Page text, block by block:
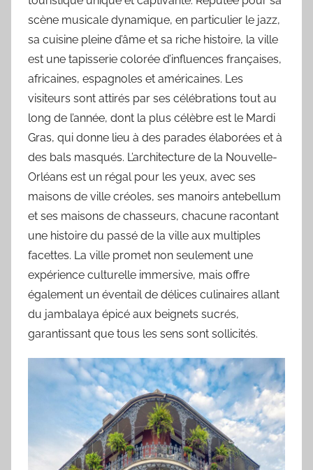
scène musicale dynamique, en particulier le jazz,
sa cuisine pleine d’âme et sa riche histoire, la ville
est une tapisserie colorée d’influences françaises,
africaines, espagnoles et américaines. Les
visiteurs sont attirés par ses célébrations tout au
long de l’année, dont la plus célèbre est le Mardi
Gras, qui donne lieu à des parades élaborées et à
des bals masqués. L’architecture de la Nouvelle-
Orléans est un régal pour les yeux, avec ses
maisons de ville créoles, ses manoirs antebellum
et ses maisons de chasseurs, chacune racontant
une histoire du passé de la ville aux multiples
facettes. La ville promet non seulement une
expérience culturelle immersive, mais offre
également un éventail de délices culinaires allant
du jambalaya épicé aux beignets sucrés,
garantissant que tous les sens sont sollicités.